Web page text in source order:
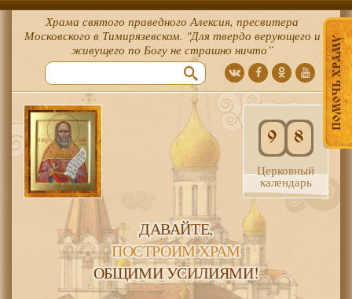
ПОМОЧЬ ХРАМУ
Храма святого праведного Алексия, пресвитера
Московского в Тимирязевском. "Для твердо верующего и
живущего по Богу не страшно ничто”
9 8
Церковный
календарь
ДАВАЙТЕ,
ПОСТРОИМ ХРАМ
ОБЩИМИ УСИЛИЯМИ!